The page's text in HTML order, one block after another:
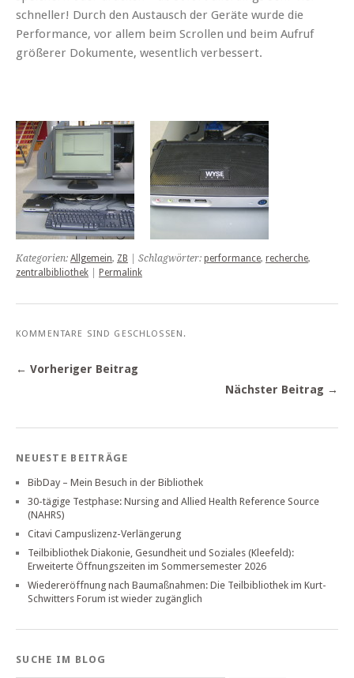
schneller! Durch den Austausch der Geräte wurde die
Performance, vor allem beim Scrollen und beim Aufruf
größerer Dokumente, wesentlich verbessert.
Kategorien: Allgemein, ZB | Schlagwörter: performance, recherche,
zentralbibliothek
Permalink
KOMMENTARE SIND GESCHLOSSEN.
← Vorheriger Beitrag
Nächster Beitrag →
NEUESTE BEITRÄGE
BibDay – Mein Besuch in der Bibliothek
30-tägige Testphase: Nursing and Allied Health Reference Source
(NAHRS)
Citavi Campuslizenz-Verlängerung
Teilbibliothek Diakonie, Gesundheit und Soziales (Kleefeld):
Erweiterte Öffnungszeiten im Sommersemester 2026
Wiedereröffnung nach Baumaßnahmen: Die Teilbibliothek im Kurt-
Schwitters Forum ist wieder zugänglich
SUCHE IM BLOG